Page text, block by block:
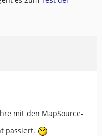
mit den MapSource-
passiert.